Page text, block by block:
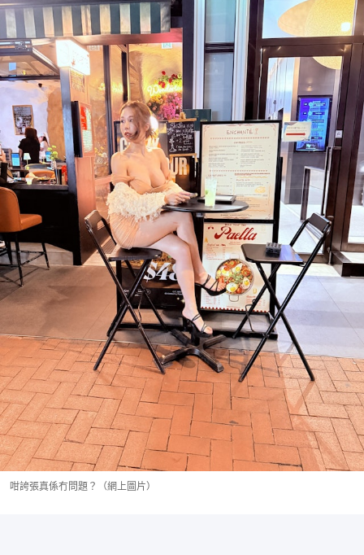
咁誇張真係冇問題？（網上圖片）